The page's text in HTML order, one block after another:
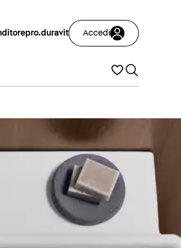
pro.duravit Accedi